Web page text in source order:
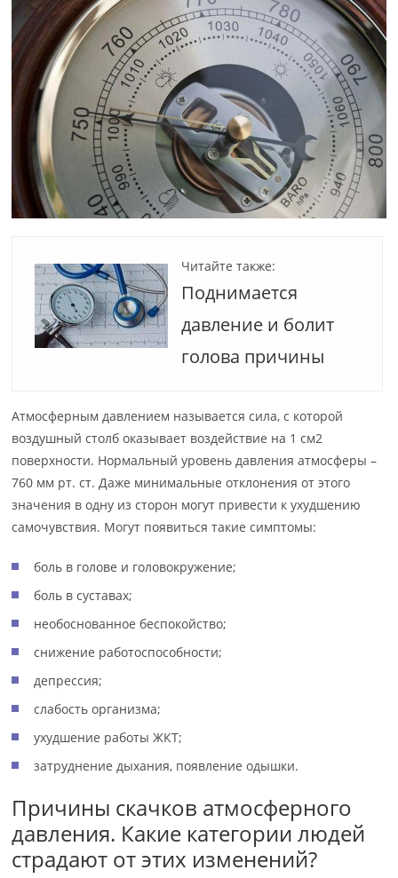
Читайте также:
Поднимается
давление и болит
голова причины
Атмосферным давлением называется сила, с которой
воздушный столб оказывает воздействие на 1 см2
поверхности. Нормальный уровень давления атмосферы –
760 мм рт. ст. Даже минимальные отклонения от этого
значения в одну из сторон могут привести к ухудшению
самочувствия. Могут появиться такие симптомы:
боль в голове и головокружение;
боль в суставах;
необоснованное беспокойство;
снижение работоспособности;
депрессия;
слабость организма;
ухудшение работы ЖКТ;
затруднение дыхания, появление одышки.
Причины скачков атмосферного
давления. Какие категории людей
страдают от этих изменений?